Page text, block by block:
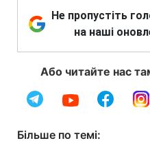
Не пропустіть
на наші
Або читайте нас
Більше по темі: